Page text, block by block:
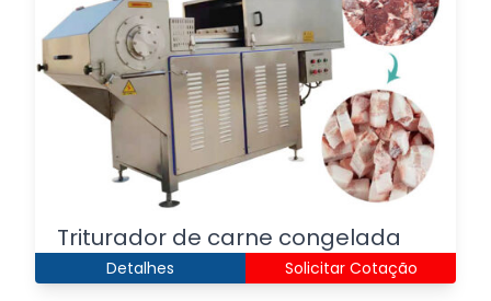
Triturador de carne congelada
Detalhes Solicitar Cotação